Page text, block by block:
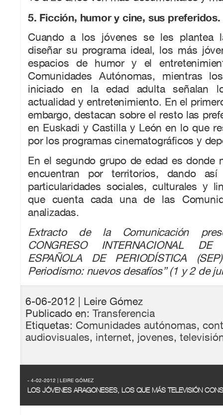
5. Ficción, humor y cine, sus preferidos.
Cuando a los jóvenes se les plantea
diseñar su programa ideal, los más
espacios de humor y el
Comunidades Autónomas, mientras
iniciado en la edad adulta señalan
actualidad y entretenimiento. En el
embargo, destacan sobre el resto las
en Euskadi y Castilla y León en lo que
por los programas cinematográficos y
En el segundo grupo de edad es donde
encuentran por territorios, dando
particularidades sociales, culturales y
que cuenta cada una de las
analizadas.
Extracto de la Comunicación
CONGRESO INTERNACIONAL
ESPAÑOLA DE PERIODÍSTICA
Periodismo: nuevos desafíos” (1 y 2 de
6-06-2012
| Leire Gómez
Publicado en: Transferencia
Etiquetas: Comunidades autónomas,
audiovisuales, internet, jovenes,
- 4-02-2012 | LEIRE GÓMEZ
LOS JÓVENES ARAGONESES, LOS QUE MÁS TELEVISIÓN